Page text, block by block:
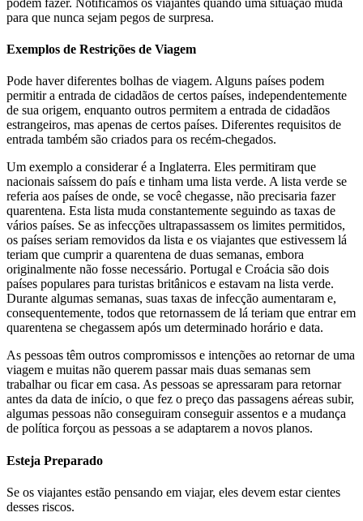
para que nunca sejam pegos de surpresa.
Exemplos de Restrições de Viagem
Pode haver diferentes bolhas de viagem. Alguns países podem
permitir a entrada de cidadãos de certos países, independentemente
de sua origem, enquanto outros permitem a entrada de cidadãos
estrangeiros, mas apenas de certos países. Diferentes requisitos de
entrada também são criados para os recém-chegados.
Um exemplo a considerar é a Inglaterra. Eles permitiram que
nacionais saíssem do país e tinham uma lista verde. A lista verde se
referia aos países de onde, se você chegasse, não precisaria fazer
quarentena. Esta lista muda constantemente seguindo as taxas de
vários países. Se as infecções ultrapassassem os limites permitidos,
os países seriam removidos da lista e os viajantes que estivessem lá
teriam que cumprir a quarentena de duas semanas, embora
originalmente não fosse necessário. Portugal e Croácia são dois
países populares para turistas britânicos e estavam na lista verde.
Durante algumas semanas, suas taxas de infecção aumentaram e,
consequentemente, todos que retornassem de lá teriam que entrar em
quarentena se chegassem após um determinado horário e data.
As pessoas têm outros compromissos e intenções ao retornar de uma
viagem e muitas não querem passar mais duas semanas sem
trabalhar ou ficar em casa. As pessoas se apressaram para retornar
antes da data de início, o que fez o preço das passagens aéreas subir,
algumas pessoas não conseguiram conseguir assentos e a mudança
de política forçou as pessoas a se adaptarem a novos planos.
Esteja Preparado
Se os viajantes estão pensando em viajar, eles devem estar cientes
desses riscos.